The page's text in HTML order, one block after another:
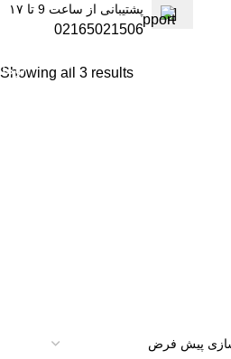
پشتیبانی از ساعت 9 تا ۱۷
02165021506
۰
Showing all 3 results